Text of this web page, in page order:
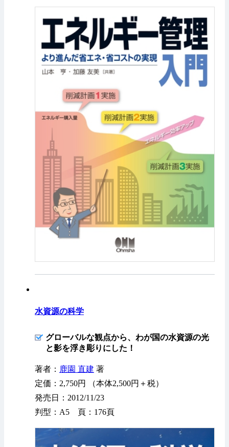
水資源の科学
グローバルな観点から、わが国の水資源の光
と影を浮き彫りにした！
著者： 鹿園 直建 著
定価：2,750円 （本体2,500円＋税）
発売日：2012/11/23
判型：A5 頁：176頁